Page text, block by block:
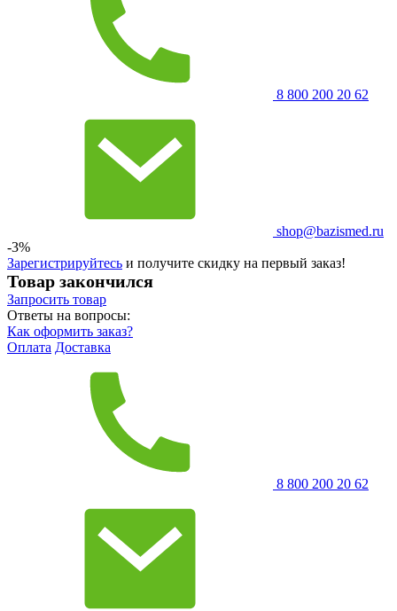
8 800 200 20 62
shop@bazismed.ru
-3%
Зарегистрируйтесь и получите скидку на первый заказ!
Товар закончился
Запросить товар
Ответы на вопросы:
Как оформить заказ?
Оплата Доставка
8 800 200 20 62